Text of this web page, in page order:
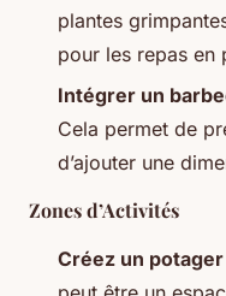
plantes
pour les repas en
Intégrer un
Cela permet de
d’ajouter une
Zones d’Activités
Créez un potager